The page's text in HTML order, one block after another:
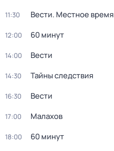
11:30 Вести. Местное время
12:00 60 минут
14:00 Вести
14:30 Тайны следствия
16:30 Вести
17:00 Малахов
18:00 60 минут